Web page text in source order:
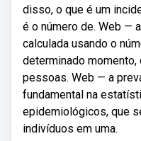
disso, o que é um
é o número de. Web —
calculada usando o
determinado
pessoas. Web — a
fundamental na
epidemiológicos, que
indivíduos em uma.